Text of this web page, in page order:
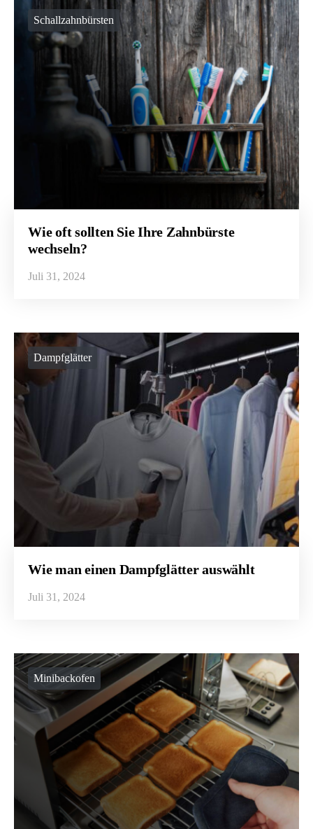
Schallzahnbürsten
Wie oft sollten Sie Ihre Zahnbürste
wechseln?
Juli 31, 2024
Dampfglätter
Wie man einen Dampfglätter auswählt
Juli 31, 2024
Minibackofen